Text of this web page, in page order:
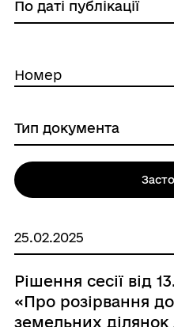
25.02.2025
Рішення сесії від
«Про розірвання
земельних
Номер